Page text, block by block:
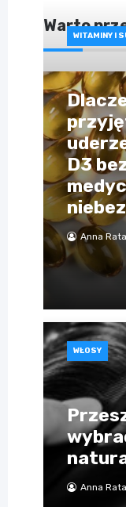
Warto
WITAMINY I
D3
Anna
WŁOSY
Anna